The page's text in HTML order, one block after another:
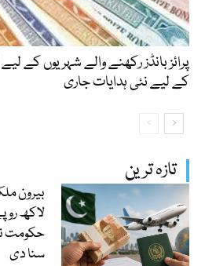
تازہ ترین
لاکھ
حکومت
سنا دی
پرائز بانڈز رکھنے والے شہریوں کے
کے لیے نئی ہدایات جاری